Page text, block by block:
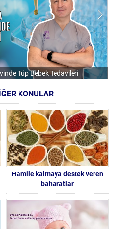
Tüp Bebek Tedavileri
KONULAR
Hamile kalmaya destek veren
baharatlar